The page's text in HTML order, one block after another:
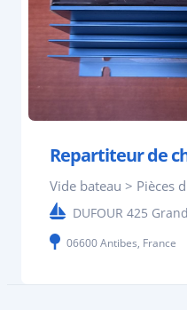
Repartiteur de
Vide bateau > Pièces
DUFOUR 425
06600 Antibes, France